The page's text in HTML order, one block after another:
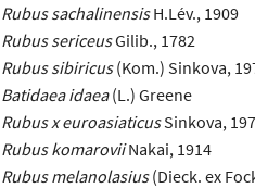
Rubus sachalinensisH.Lév., 1909
Rubus sericeusGilib., 1782
Rubus sibiricus(Kom.) Sinkova,
Batidaea idaea(L.) Greene
Rubus x euroasiaticusSinkova,
Rubus komaroviiNakai, 1914
Rubus melanolasius(Dieck. ex